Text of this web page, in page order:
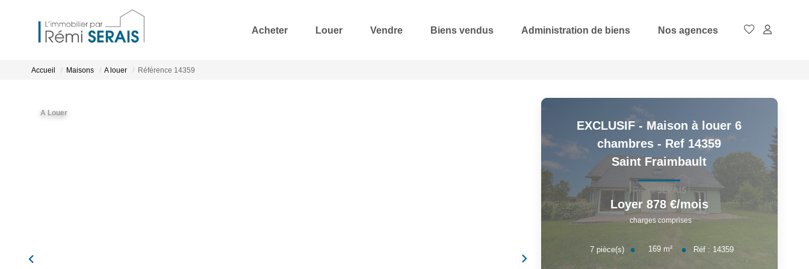
Acheter Louer Vendre Biens vendus Administration de biens Nos agences
Accueil Maisons A louer Référence 14359
A Louer
EXCLUSIF - Maison à louer 6
chambres - Ref 14359
Saint Fraimbault
Loyer 878 €/mois
charges comprises
7 pièce(s) 169 m² Réf : 14359